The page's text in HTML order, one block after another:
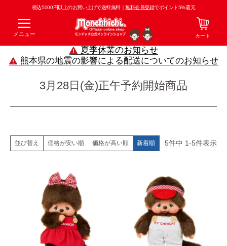
税込5000円以上のお買い上げで送料無料｜無料会員登録でポイント5%還元
メニュー カート
夏季休業のお知らせ
熊本県の地震の影響による配送についてのお知らせ
3月28日(金)正午予約開始商品
並び替え 価格が安い順 価格が高い順 新着順 5件中 1-5件表示